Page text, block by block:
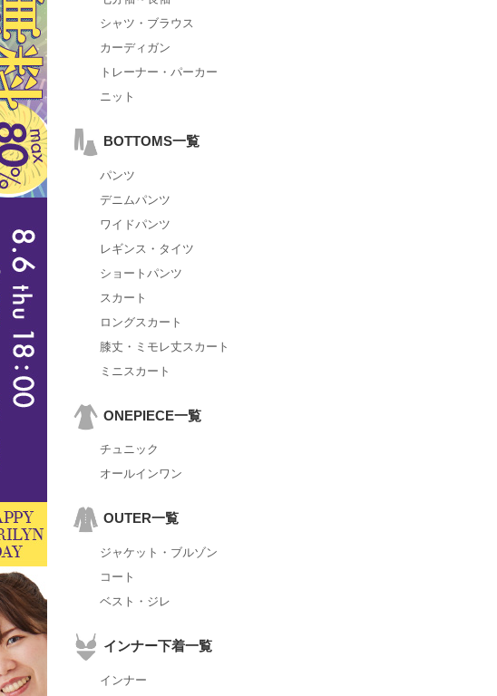
シャツ・ブラウス
カーディガン
トレーナー・パーカー
ニット
BOTTOMS一覧
パンツ
デニムパンツ
ワイドパンツ
レギンス・タイツ
ショートパンツ
スカート
ロングスカート
膝丈・ミモレ丈スカート
ミニスカート
ONEPIECE一覧
チュニック
オールインワン
OUTER一覧
ジャケット・ブルゾン
コート
ベスト・ジレ
インナー下着一覧
インナー